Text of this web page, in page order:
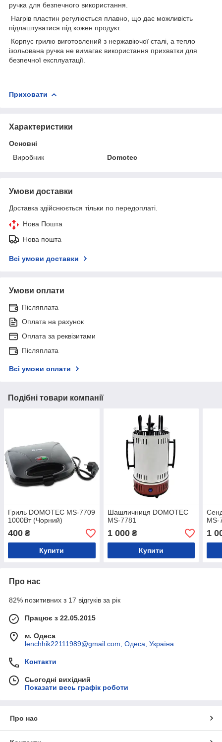
ручка для безпечного використання.
Нагрів пластин регулюється плавно, що дає можливість
підлаштуватися під кожен продукт.
Корпус грилю виготовлений з нержавіючої сталі, а тепло
ізольована ручка не вимагає використання прихватки для
безпечної експлуатації.
Приховати
Характеристики
Основні
Виробник
Domotec
Умови доставки
Доставка здійснюється тільки по передоплаті.
Нова Пошта
Нова пошта
Всі умови доставки
Умови оплати
Післяплата
Оплата на рахунок
Оплата за реквізитами
Післяплата
Всі умови оплати
Подібні товари компанії
Гриль DOMOTEC MS-7709
1000Вт (Чорний)
400 ₴
Купити
Шашличниця DOMOTEC
MS-7781
1 000₴
Купити
MS-
1
Про нас
82% позитивних з 17 відгуків за рік
Працює з 22.05.2015
м. Одеса
lenchhik22111989@gmail.com, Одеса, Україна
Контакти
Сьогодні вихідний
Показати весь графік роботи
Про нас